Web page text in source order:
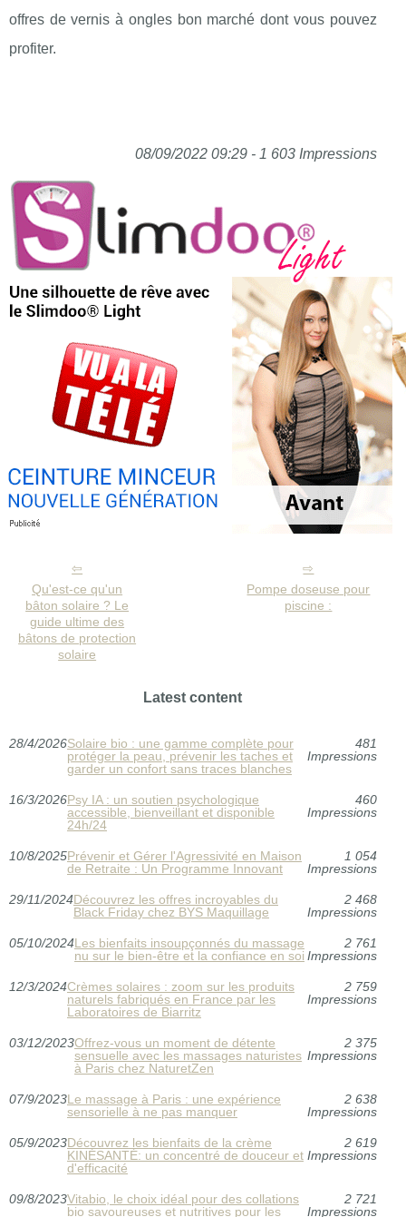
offres de vernis à ongles bon marché dont vous pouvez
profiter.
08/09/2022 09:29 - 1 603 Impressions
Qu'est-ce qu'un
bâton solaire ? Le
guide ultime des
bâtons de protection
solaire
Pompe doseuse pour
piscine :
Latest content
28/4/2026Solaire bio : une gamme complète pour
protéger la peau, prévenir les taches et
garder un confort sans traces blanches
481
Impressions
16/3/2026Psy IA : un soutien psychologique
accessible, bienveillant et disponible
24h/24
460
Impressions
10/8/2025Prévenir et Gérer l'Agressivité en Maison
de Retraite : Un Programme Innovant
1 054
Impressions
29/11/2024Découvrez les offres incroyables du
Black Friday chez BYS Maquillage
2 468
Impressions
05/10/2024Les bienfaits insoupçonnés du massage
nu sur le bien-être et la confiance en soi
2 761
Impressions
12/3/2024Crèmes solaires : zoom sur les produits
naturels fabriqués en France par les
Laboratoires de Biarritz
2 759
Impressions
03/12/2023Offrez-vous un moment de détente
sensuelle avec les massages naturistes
à Paris chez NaturetZen
2 375
Impressions
07/9/2023Le massage à Paris : une expérience
sensorielle à ne pas manquer
2 638
Impressions
05/9/2023Découvrez les bienfaits de la crème
KINÉSANTÉ: un concentré de douceur et
d'efficacité
2 619
Impressions
09/8/2023Vitabio, le choix idéal pour des collations
bio savoureuses et nutritives pour les
2 721
Impressions